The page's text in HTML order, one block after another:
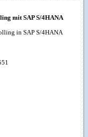
mit SAP S/4HANA